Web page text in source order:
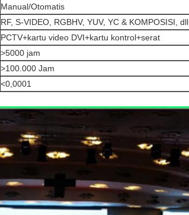
Manual/Otomatis
RF, S-VIDEO, RGBHV, YUV, YC & KOMPOSISI, dll
PCTV+kartu video DVI+kartu kontrol+serat
>5000 jam
>100.000 Jam
<0,0001